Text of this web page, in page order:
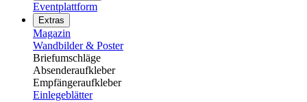
Eventplattform
Extras
Magazin
Wandbilder & Poster
Briefumschläge
Absenderaufkleber
Empfängeraufkleber
Einlegeblätter